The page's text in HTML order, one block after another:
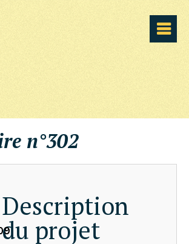
n°302
Description
du projet